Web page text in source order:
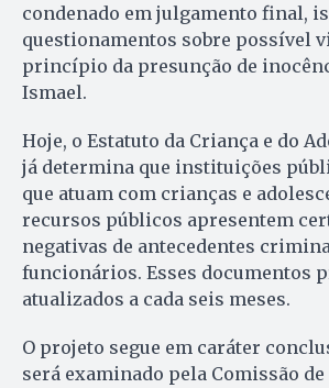
condenado em julgamento final,
questionamentos sobre possível
princípio da presunção de
Ismael.
Hoje, o Estatuto da Criança e do
já determina que instituições
que atuam com crianças e
recursos públicos apresentem
negativas de antecedentes
funcionários. Esses documentos
atualizados a cada seis meses.
O projeto segue em caráter
será examinado pela Comissão